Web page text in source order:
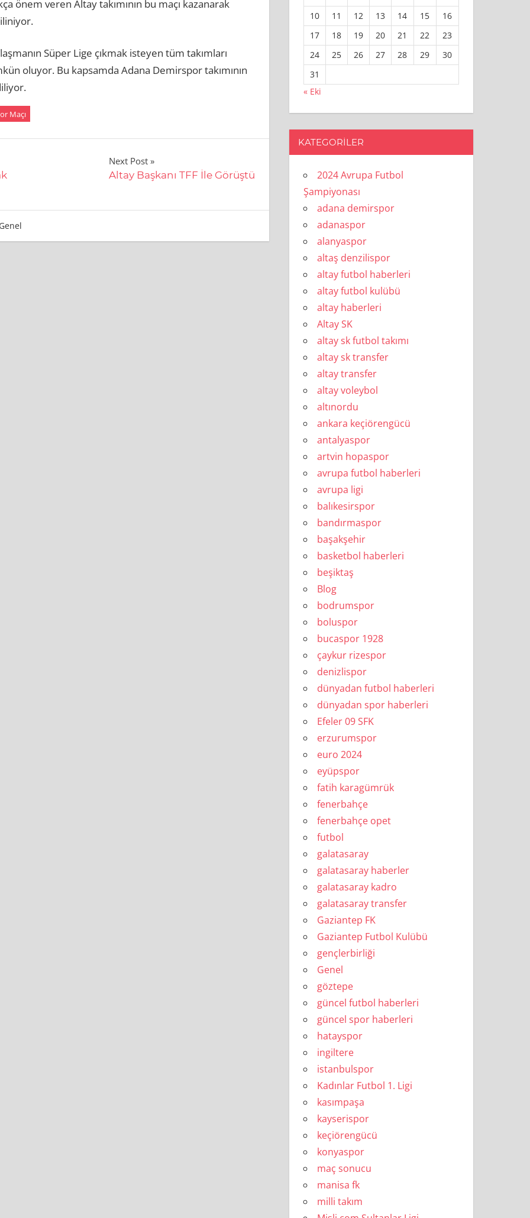
önem veren Altay takımının bu maçı kazanarak
Süper Lige çıkmak isteyen tüm takımları
oluyor. Bu kapsamda Adana Demirspor takımının
Maçı
Next Post
Altay Başkanı TFF İle Görüştü
Genel
10
11 12 13 14 15
16
17
18 19 20 21 22
23
24
25 26 27 28 29
30
31
« Eki
KATEGORILER
2024 Avrupa Futbol
Şampiyonası
adana demirspor
adanaspor
alanyaspor
altaş denzilispor
altay futbol haberleri
altay futbol kulübü
altay haberleri
Altay SK
altay sk futbol takımı
altay sk transfer
altay transfer
altay voleybol
altınordu
ankara keçiörengücü
antalyaspor
artvin hopaspor
avrupa futbol haberleri
avrupa ligi
balıkesirspor
bandırmaspor
başakşehir
basketbol haberleri
beşiktaş
Blog
bodrumspor
boluspor
bucaspor 1928
çaykur rizespor
denizlispor
dünyadan futbol haberleri
dünyadan spor haberleri
Efeler 09 SFK
erzurumspor
euro 2024
eyüpspor
fatih karagümrük
fenerbahçe
fenerbahçe opet
futbol
galatasaray
galatasaray haberler
galatasaray kadro
galatasaray transfer
Gaziantep FK
Gaziantep Futbol Kulübü
gençlerbirliği
Genel
göztepe
güncel futbol haberleri
güncel spor haberleri
hatayspor
ingiltere
istanbulspor
Kadınlar Futbol 1. Ligi
kasımpaşa
kayserispor
keçiörengücü
konyaspor
maç sonucu
manisa fk
milli takım